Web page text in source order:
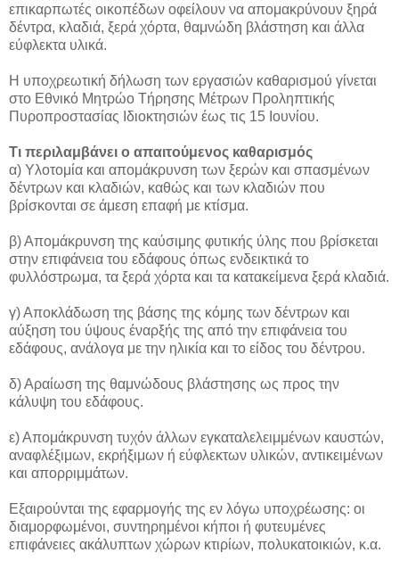
επικαρπωτές οικοπέδων οφείλουν να απομακρύνουν ξηρά
δέντρα, κλαδιά, ξερά χόρτα, θαμνώδη βλάστηση και άλλα
εύφλεκτα υλικά.
Η υποχρεωτική δήλωση των εργασιών καθαρισμού γίνεται
στο Εθνικό Μητρώο Τήρησης Μέτρων Προληπτικής
Πυροπροστασίας Ιδιοκτησιών έως τις 15 Ιουνίου.
Τι περιλαμβάνει ο απαιτούμενος καθαρισμός
α) Υλοτομία και απομάκρυνση των ξερών και σπασμένων
δέντρων και κλαδιών, καθώς και των κλαδιών που
βρίσκονται σε άμεση επαφή με κτίσμα.
β) Απομάκρυνση της καύσιμης φυτικής ύλης που βρίσκεται
στην επιφάνεια του εδάφους όπως ενδεικτικά το
φυλλόστρωμα, τα ξερά χόρτα και τα κατακείμενα ξερά κλαδιά.
γ) Αποκλάδωση της βάσης της κόμης των δέντρων και
αύξηση του ύψους έναρξής της από την επιφάνεια του
εδάφους, ανάλογα με την ηλικία και το είδος του δέντρου.
δ) Αραίωση της θαμνώδους βλάστησης ως προς την
κάλυψη του εδάφους.
ε) Απομάκρυνση τυχόν άλλων εγκαταλελειμμένων καυστών,
αναφλέξιμων, εκρήξιμων ή εύφλεκτων υλικών, αντικειμένων
και απορριμμάτων.
Εξαιρούνται της εφαρμογής της εν λόγω υποχρέωσης: οι
διαμορφωμένοι, συντηρημένοι κήποι ή φυτευμένες
επιφάνειες ακάλυπτων χώρων κτιρίων, πολυκατοικιών, κ.α.